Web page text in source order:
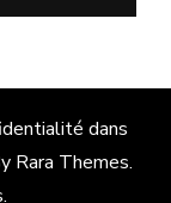
dans
Rara Themes.
.